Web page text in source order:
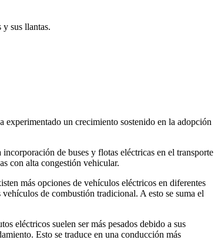
sus llantas.
experimentado un crecimiento sostenido en la adopción
de buses y flotas eléctricas en el transporte
con alta congestión vehicular.
más opciones de vehículos eléctricos en diferentes
de combustión tradicional. A esto se suma el
eléctricos suelen ser más pesados debido a sus
Esto se traduce en una conducción más